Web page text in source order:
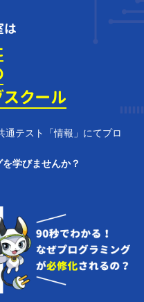
は
スクール
通テスト「情報」にてプロ
学びませんか？